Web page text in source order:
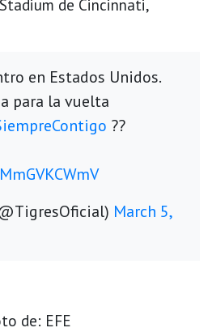
de Cincinnati,
en Estados Unidos.
para la vuelta
??
March 5,
de: EFE